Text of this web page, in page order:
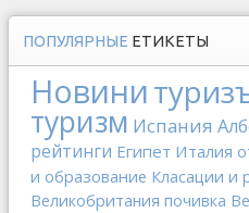
ПОПУЛЯРНЫЕ ЕТИКЕТЫ
Новини
туризм Испания
рейтинги Египет Италия
и образование Класации и
Великобритания почивка